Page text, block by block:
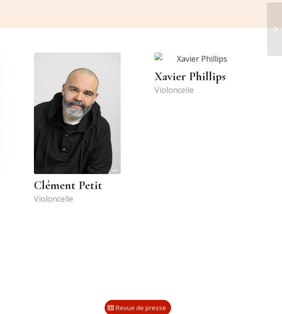
Clément Petit
Violoncelle
Xavier Phillips
Violoncelle
Revue de presse